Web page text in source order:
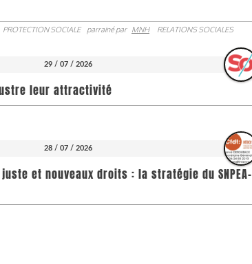
PROTECTION SOCIALE parrainé par MNH RELATIONS SOCIALES
29 / 07 / 2026
leur attractivité
28 / 07 / 2026
et nouveaux droits : la stratégie du SNPEA-